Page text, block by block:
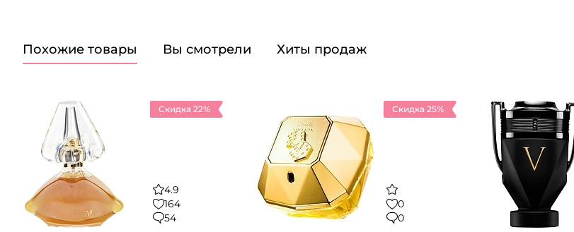
Похожие товары Вы смотрели Хиты продаж
Скидка 22%
4.9
164
54
Скидка 25%
0
0